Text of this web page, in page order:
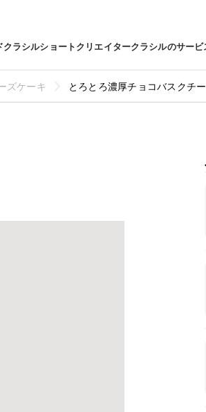
クラシルショートクリエイタークラシルのサービ
ズケーキ とろとろ濃厚チョコバスクチ